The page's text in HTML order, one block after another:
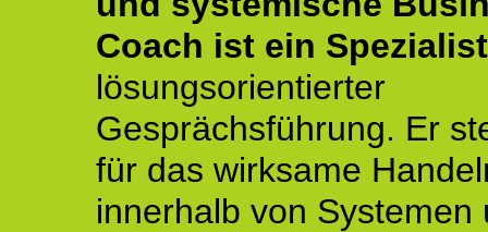
Coach ist ein
lösungsorientierter
Gesprächsführung. Er
für das wirksame
innerhalb von Systemen